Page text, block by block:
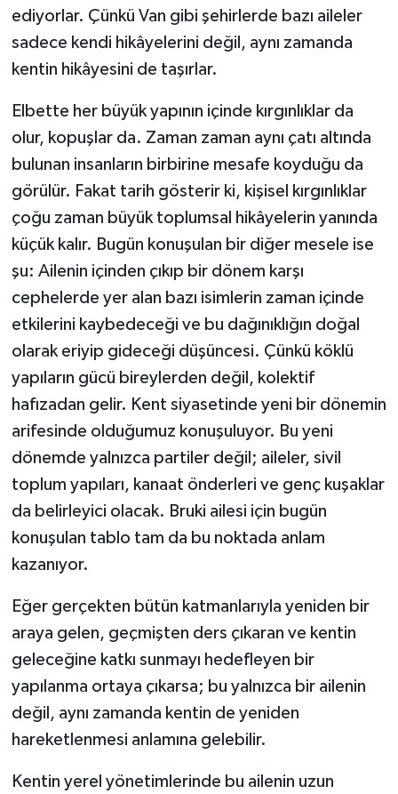
ediyorlar. Çünkü Van gibi şehirlerde bazı aileler
sadece kendi hikâyelerini değil, aynı zamanda
kentin hikâyesini de taşırlar.
Elbette her büyük yapının içinde kırgınlıklar da
olur, kopuşlar da. Zaman zaman aynı çatı altında
bulunan insanların birbirine mesafe koyduğu da
görülür. Fakat tarih gösterir ki, kişisel kırgınlıklar
çoğu zaman büyük toplumsal hikâyelerin yanında
küçük kalır. Bugün konuşulan bir diğer mesele ise
şu: Ailenin içinden çıkıp bir dönem karşı
cephelerde yer alan bazı isimlerin zaman içinde
etkilerini kaybedeceği ve bu dağınıklığın doğal
olarak eriyip gideceği düşüncesi. Çünkü köklü
yapıların gücü bireylerden değil, kolektif
hafızadan gelir. Kent siyasetinde yeni bir dönemin
arifesinde olduğumuz konuşuluyor. Bu yeni
dönemde yalnızca partiler değil; aileler, sivil
toplum yapıları, kanaat önderleri ve genç kuşaklar
da belirleyici olacak. Bruki ailesi için bugün
konuşulan tablo tam da bu noktada anlam
kazanıyor.
Eğer gerçekten bütün katmanlarıyla yeniden bir
araya gelen, geçmişten ders çıkaran ve kentin
geleceğine katkı sunmayı hedefleyen bir
yapılanma ortaya çıkarsa; bu yalnızca bir ailenin
değil, aynı zamanda kentin de yeniden
hareketlenmesi anlamına gelebilir.
Kentin yerel yönetimlerinde bu ailenin uzun